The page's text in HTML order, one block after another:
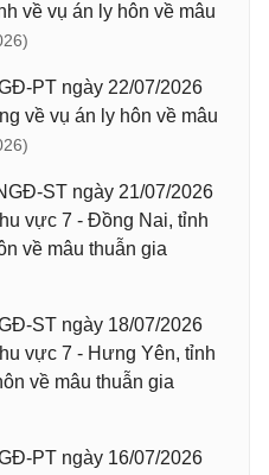
về vụ án ly hôn về mâu
PT ngày 22/07/2026
về vụ án ly hôn về mâu
ST ngày 21/07/2026
vực 7 - Đồng Nai, tỉnh
về mâu thuẫn gia
ST ngày 18/07/2026
vực 7 - Hưng Yên, tỉnh
về mâu thuẫn gia
PT ngày 16/07/2026